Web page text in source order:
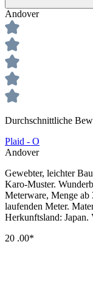
Andover
Durchschnittliche
Plaid - O
Andover
Gewebter, leichter
Karo-Muster.
Meterware, Menge ab
laufenden Meter.
Herkunftsland: Japan.
20 .00*